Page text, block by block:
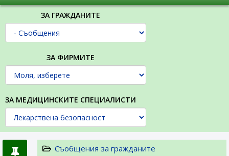
ЗА ГРАЖДАНИТЕ
ЗА ФИРМИТЕ
ЗА МЕДИЦИНСКИТЕ СПЕЦИАЛИСТИ
Съобщения за гражданите